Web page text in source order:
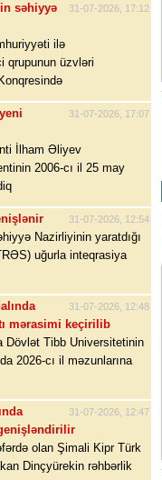
31-07-2026, 17:12
səhiyyə
ilə
qrupunun üzvləri
31-07-2026, 17:07
İlham Əliyev
2006-cı il 25 may
31-07-2026, 12:54
Nazirliyinin yaratdığı
uğurla inteqrasiya
31-07-2026, 12:48
mərasimi keçirilib
Dövlət Tibb Universitetinin
2026-cı il məzunlarına
31-07-2026, 12:47
olan Şimali Kipr Türk
Dinçyürekin rəhbərlik